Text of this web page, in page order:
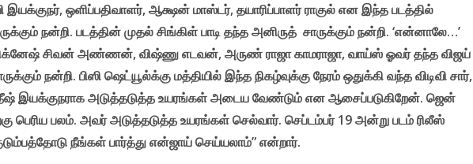
இயக்குநர், ஒளிப்பதிவாளர், ஆக்ஷன் மாஸ்டர், தயாரிப்பாளர் ராகுல் என இந்த படத்தில்
நன்றி. படத்தின் முதல் சிங்கிள் பாடி தந்த அனிருத் சாருக்கும் நன்றி. ‘என்னாலே…’
சிவன் அண்ணன், விஷ்ணு எடவன், அருண் ராஜா காமராஜா, வாய்ஸ் ஓவர் தந்த விஜய்
நன்றி. பிஸி ஷெட்யூல்க்கு மத்தியில் இந்த நிகழ்வுக்கு நேரம் ஒதுக்கி வந்த விடிவி சார்,
இயக்குநராக அடுத்தடுத்த உயரங்கள் அடைய வேண்டும் என ஆசைப்படுகிறேன். ஜென்
பெரிய பலம். அவர் அடுத்தடுத்த உயரங்கள் செல்வார். செப்டம்பர் 19 அன்று படம் ரிலீஸ்
நீங்கள் பார்த்து என்ஜாய் செய்யலாம்” என்றார்.